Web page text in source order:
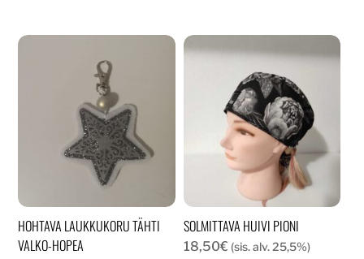
HOHTAVA LAUKKUKORU TÄHTI
VALKO-HOPEA
SOLMITTAVA HUIVI PIONI
18,50€ (sis. alv. 25,5%)